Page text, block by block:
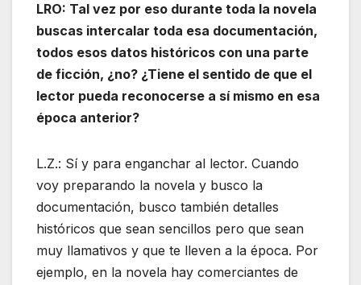
LRO: Tal vez por eso durante toda la novela
buscas intercalar toda esa documentación,
todos esos datos históricos con una parte
de ficción, ¿no? ¿Tiene el sentido de que el
lector pueda reconocerse a sí mismo en esa
época anterior?
L.Z.: Sí y para enganchar al lector. Cuando
voy preparando la novela y busco la
documentación, busco también detalles
históricos que sean sencillos pero que sean
muy llamativos y que te lleven a la época. Por
ejemplo, en la novela hay comerciantes de